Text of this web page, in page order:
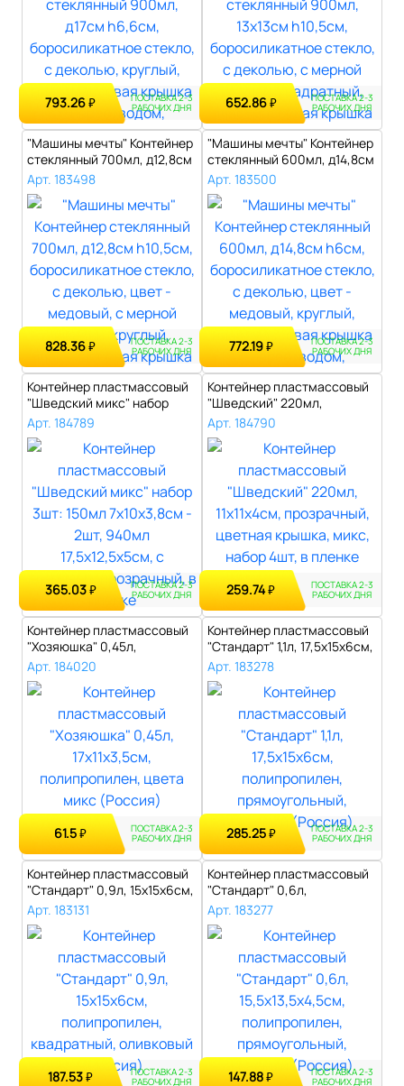
793.26₽ ПОСТАВКА 2-3
РАБОЧИХ ДНЯ 652.86₽ ПОСТАВКА 2-3
РАБОЧИХ ДНЯ
"Машины мечты" Контейнер
стеклянный 700мл, д12,8см
h10,..
Арт. 183498
828.36₽ ПОСТАВКА 2-3
РАБОЧИХ ДНЯ
"Машины мечты" Контейнер
стеклянный 600мл, д14,8см
h6см..
Арт. 183500
772.19₽ ПОСТАВКА 2-3
РАБОЧИХ ДНЯ
Контейнер пластмассовый
"Шведский микс" набор
3шт: 150м..
Арт. 184789
365.03₽ ПОСТАВКА 2-3
РАБОЧИХ ДНЯ
Контейнер пластмассовый
"Шведский" 220мл,
11х11х4см, пр..
Арт. 184790
259.74₽ ПОСТАВКА 2-3
РАБОЧИХ ДНЯ
Контейнер пластмассовый
"Хозяюшка" 0,45л,
17х11х3,5см, ..
Арт. 184020
61.5₽ ПОСТАВКА 2-3
РАБОЧИХ ДНЯ
Контейнер пластмассовый
"Стандарт" 1,1л, 17,5х15х6см,
п..
Арт. 183278
285.25₽ ПОСТАВКА 2-3
РАБОЧИХ ДНЯ
Контейнер пластмассовый
"Стандарт" 0,9л, 15х15х6см,
пол..
Арт. 183131
187.53₽ ПОСТАВКА 2-3
РАБОЧИХ ДНЯ
Контейнер пластмассовый
"Стандарт" 0,6л,
15,5х13,5х4,5с..
Арт. 183277
147.88₽ ПОСТАВКА 2-3
РАБОЧИХ ДНЯ